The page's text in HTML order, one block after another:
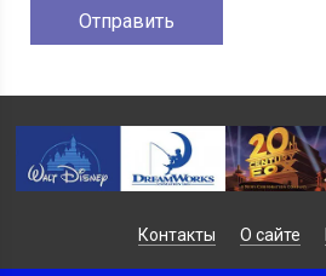
Контакты О сайте